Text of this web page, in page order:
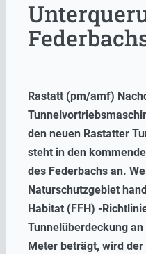
Rastatt (pm/amf)
den neuen Rastatter
steht in den
des Federbachs an.
Naturschutzgebiet
Habitat (FFH) -
Tunnelüberdeckung
Meter beträgt, wird